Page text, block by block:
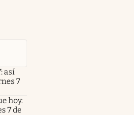
así
7
hoy:
7 de